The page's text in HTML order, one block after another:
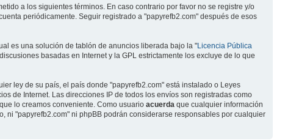
a los siguientes términos. En caso contrario por favor no se registre y/o
periódicamente. Seguir registrado a "papyrefb2.com" después de esos
es una solución de tablón de anuncios liberada bajo la "Licencia Pública
basadas en Internet y la GPL estrictamente los excluye de lo que
ley de su país, el país donde "papyrefb2.com" está instalado o Leyes
de Internet. Las direcciones IP de todos los envíos son registradas como
lo creamos conveniente. Como usuario acuerda que cualquier información
ni "papyrefb2.com" ni phpBB podrán considerarse responsables por cualquier